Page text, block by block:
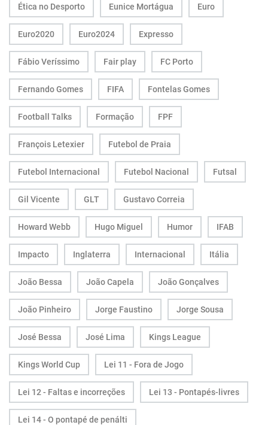
Ética no Desporto Eunice Mortágua Euro
Euro2020 Euro2024 Expresso
Fábio Veríssimo Fair play FC Porto
Fernando Gomes FIFA Fontelas Gomes
Football Talks Formação FPF
François Letexier Futebol de Praia
Futebol Internacional Futebol Nacional Futsal
Gil Vicente GLT Gustavo Correia
Howard Webb Hugo Miguel Humor IFAB
Impacto Inglaterra Internacional Itália
João Bessa João Capela João Gonçalves
João Pinheiro Jorge Faustino Jorge Sousa
José Bessa José Lima Kings League
Kings World Cup Lei 11 - Fora de Jogo
Lei 12 - Faltas e incorreções Lei 13 - Pontapés-livres
Lei 14 - O pontapé de penálti